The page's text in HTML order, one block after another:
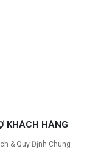
KHÁCH HÀNG
& Quy Định Chung